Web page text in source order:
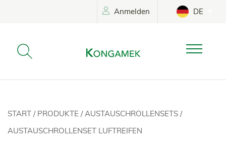
Anmelden DE
START / PRODUKTE /AUSTAUSCHROLLENSETS /
AUSTAUSCHROLLENSET LUFTREIFEN